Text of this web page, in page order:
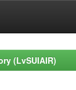
(LvSUIAIR)